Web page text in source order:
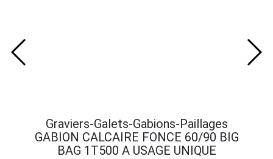
Graviers-Galets-Gabions-Paillages
GABION CALCAIRE FONCE 60/90 BIG
BAG 1T500 A USAGE UNIQUE